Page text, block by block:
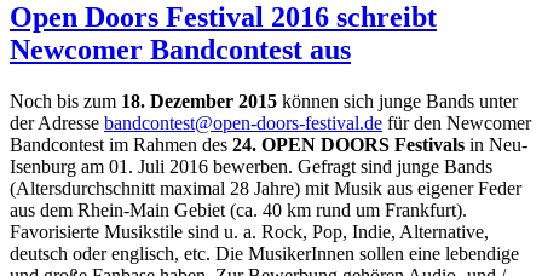
Open Doors Festival 2016 schreibt
Newcomer Bandcontest aus
Noch bis zum 18. Dezember 2015 können sich junge Bands unter
der Adresse
ed.la
vitse
f-sro
od-ne
po@ts
etnoc
dnab
für den Newcomer
Bandcontest im Rahmen des 24. OPEN DOORS Festivals in Neu-
Isenburg am 01. Juli 2016 bewerben. Gefragt sind junge Bands
(Altersdurchschnitt maximal 28 Jahre) mit Musik aus eigener Feder
aus dem Rhein-Main Gebiet (ca. 40 km rund um Frankfurt).
Favorisierte Musikstile sind u. a. Rock, Pop, Indie, Alternative,
deutsch oder englisch, etc. Die MusikerInnen sollen eine lebendige